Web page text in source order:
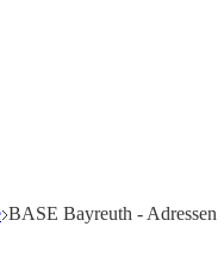
BASE Bayreuth - Adressen